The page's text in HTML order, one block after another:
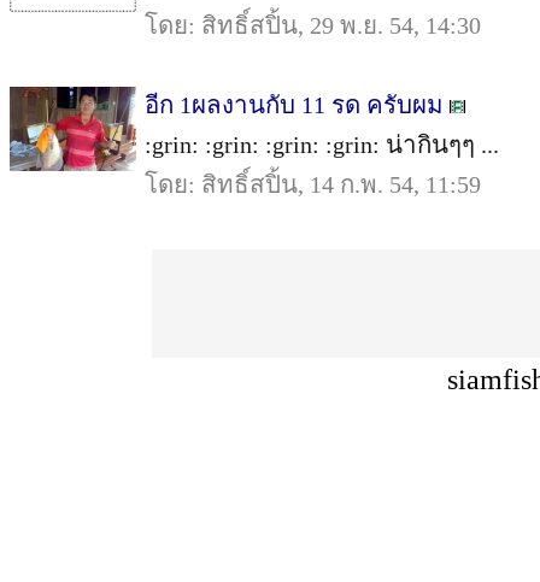
โดย: สิทธิ์สปิ้น, 29 พ.ย. 54, 14:30
อีก 1ผลงานกับ 11 รด ครับผม
:grin: :grin: :grin: :grin: น่ากินๆๆ ...
โดย: สิทธิ์สปิ้น, 14 ก.พ. 54, 11:59